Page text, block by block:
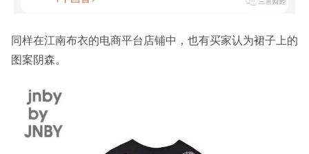
同样在江南布衣的电商平台店铺中，也有买家认为裙子上的
图案阴森。